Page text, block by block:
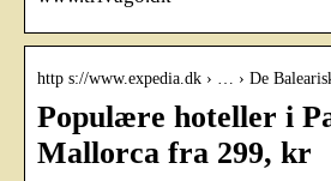
http s://www.expedia.dk › … › De
Populære hoteller i
Mallorca fra 299, kr